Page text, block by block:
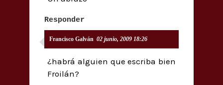
Responder
Francisco Galván 02 junio, 2009 18:26
¿habrá alguien que escriba bien
Froilán?